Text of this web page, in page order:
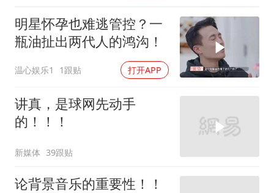
明星怀孕也难逃管控？一
瓶油扯出两代人的鸿沟！
温心娱乐1 1跟贴 打开APP
讲真，是球网先动手
的！！！
新媒体 39跟贴
论背景音乐的重要性！！